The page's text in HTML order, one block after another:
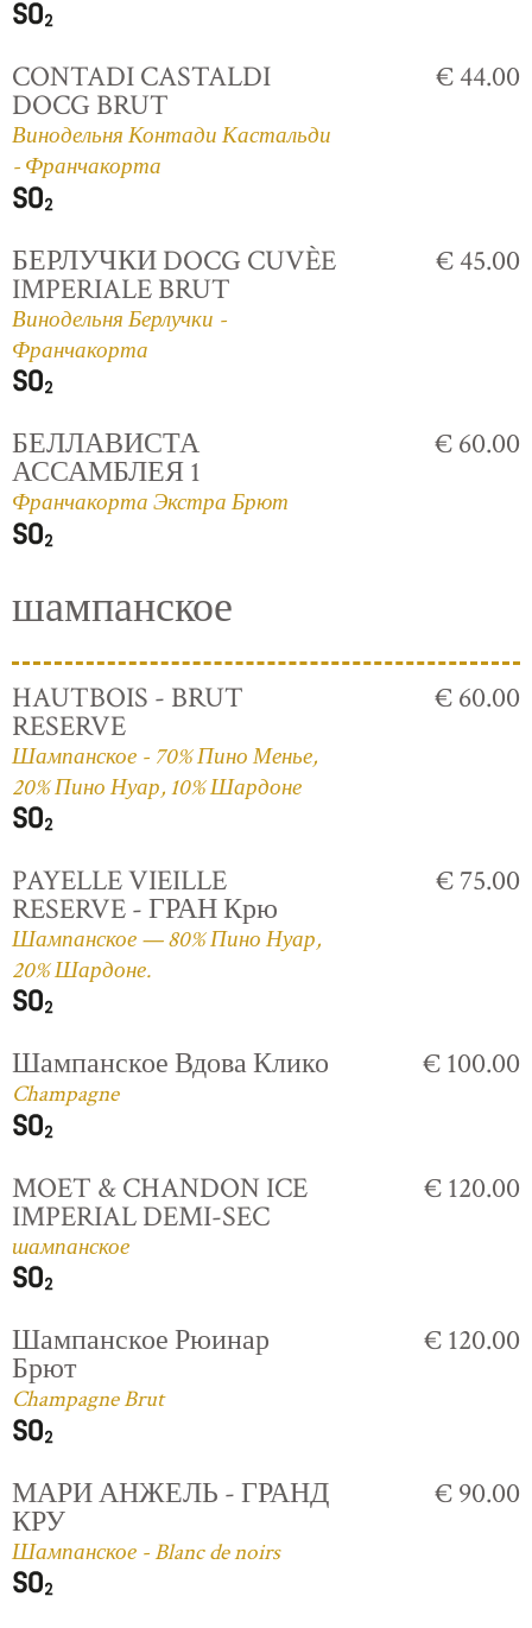
CONTADI CASTALDI
DOCG BRUT
Винодельня Контади Кастальди
- Франчакорта
€ 44.00
БЕРЛУЧКИ DOCG CUVÈE
IMPERIALE BRUT
Винодельня Берлучки -
Франчакорта
€ 45.00
БЕЛЛАВИСТА
АССАМБЛЕЯ 1
Франчакорта Экстра Брют
€ 60.00
шампанское
HAUTBOIS - BRUT
RESERVE
Шампанское - 70% Пино Менье,
20% Пино Нуар, 10% Шардоне
€ 60.00
PAYELLE VIEILLE
RESERVE - ГРАН Крю
Шампанское — 80% Пино Нуар,
20% Шардоне.
€ 75.00
Шампанское Вдова Клико
Champagne
€ 100.00
MOET & CHANDON ICE
IMPERIAL DEMI-SEC
шампанское
€ 120.00
Шампанское Рюинар
Брют
Champagne Brut
€ 120.00
МАРИ АНЖЕЛЬ - ГРАНД
КРУ
Шампанское - Blanc de noirs
€ 90.00